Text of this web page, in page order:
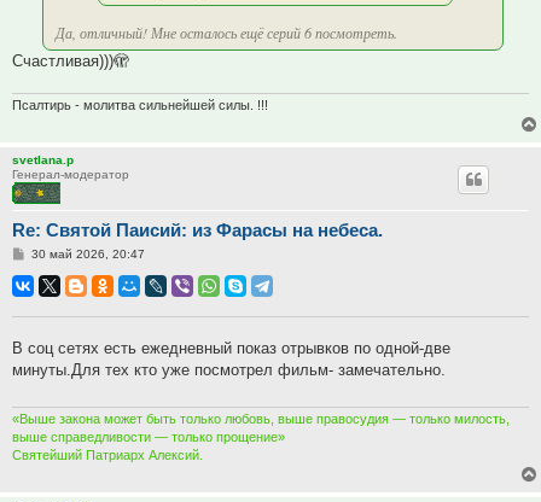
Да, отличный! Мне осталось ещё серий 6 посмотреть.
Счастливая)))🫣
Псалтирь - молитва сильнейшей силы. !!!
svetlana.p
Генерал-модератор
Re: Святой Паисий: из Фарасы на небеса.
Сообщение
30 май 2026, 20:47
В соц сетях есть ежедневный показ отрывков по одной-две
минуты.Для тех кто уже посмотрел фильм- замечательно.
«Выше закона может быть только любовь, выше правосудия — только милость,
выше справедливости — только прощение»
Святейший Патриарх Алексий.